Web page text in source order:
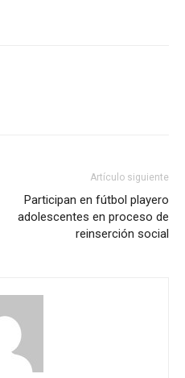
Artículo siguiente
Participan en fútbol playero
adolescentes en proceso de
reinserción social